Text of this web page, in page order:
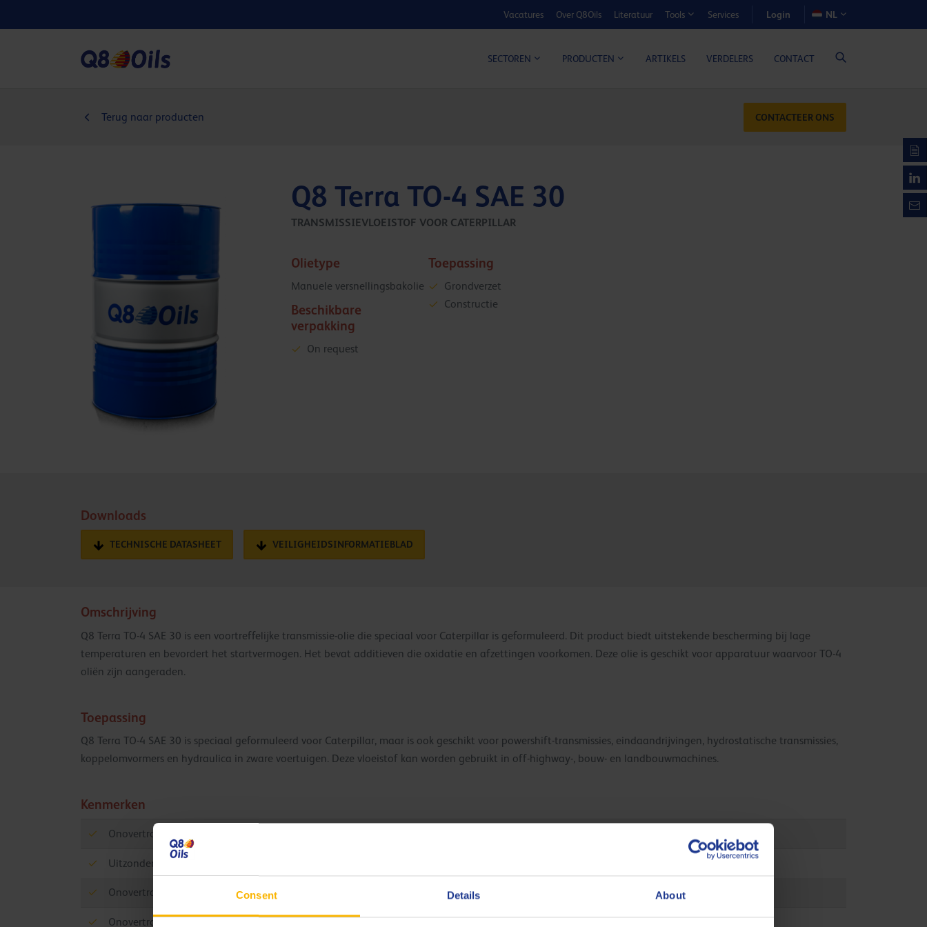
Consent Details About
Vacatures Over Q8Oils Literatuur Tools Services Login NL
SECTOREN PRODUCTEN ARTIKELS VERDELERS CONTACT
Terug naar producten CONTACTEER ONS
Q8 Terra TO-4 SAE 30
TRANSMISSIEVLOEISTOF VOOR CATERPILLAR
Olietype
Manuele versnellingsbakolie
Beschikbare
verpakking
On request
Toepassing
Grondverzet
Constructie
Downloads
TECHNISCHE DATASHEET VEILIGHEIDSINFORMATIEBLAD
Omschrijving
Q8 Terra TO-4 SAE 30 is een voortreffelijke transmissie-olie die speciaal voor Caterpillar is geformuleerd. Dit product biedt uitstekende bescherming bij lage
temperaturen en bevordert het startvermogen. Het bevat additieven die oxidatie en afzettingen voorkomen. Deze olie is geschikt voor apparatuur waarvoor TO-4
oliën zijn aangeraden.
Toepassing
Q8 Terra TO-4 SAE 30 is speciaal geformuleerd voor Caterpillar, maar is ook geschikt voor powershift-transmissies, eindaandrijvingen, hydrostatische transmissies,
koppelomvormers en hydraulica in zware voertuigen. Deze vloeistof kan worden gebruikt in off-highway-, bouw- en landbouwmachines.
Kenmerken
Onovertroffen tandwielbescherming onder zware schokbelasting.
Uitzonderlijke slijtagebescherming in arbeidsintensieve omstandigheden.
Onovertroffen slijtagebescherming en verlengt de levensduur van de onderdelen.
Onovertroffen bescherming tegen roest en corrosie.